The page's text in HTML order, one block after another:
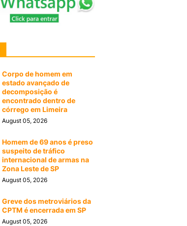
Corpo de homem em
estado avançado de
decomposição é
encontrado dentro de
córrego em Limeira
August 05, 2026
Homem de 69 anos é preso
suspeito de tráfico
internacional de armas na
Zona Leste de SP
August 05, 2026
Greve dos metroviários da
CPTM é encerrada em SP
August 05, 2026